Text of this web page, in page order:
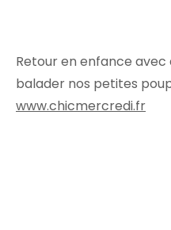
Retour en enfance
balader nos petites
www.chicmercredi.fr